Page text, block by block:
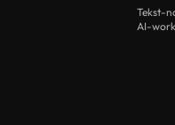
Tekst-
AI-